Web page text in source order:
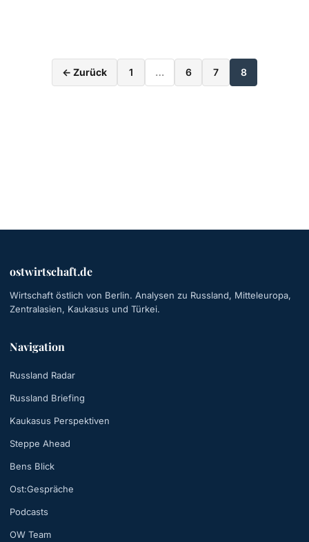
der
← Zurück 1 … 6 7 8
ostwirtschaft.de
Wirtschaft östlich von Berlin. Analysen zu Russland, Mitteleuropa,
Zentralasien, Kaukasus und Türkei.
Navigation
Russland Radar
Russland Briefing
Kaukasus Perspektiven
Steppe Ahead
Bens Blick
Ost:Gespräche
Podcasts
OW Team